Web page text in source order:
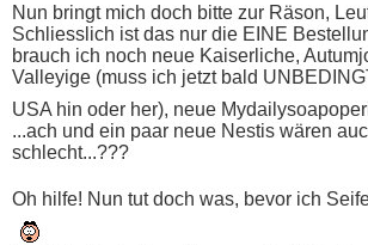
Nun bringt mich doch bitte zur Räson,
Schliesslich ist das nur die EINE
brauch ich noch neue Kaiserliche,
Valleyige (muss ich jetzt bald
USA hin oder her), neue
...ach und ein paar neue Nestis wären
schlecht...???
Oh hilfe! Nun tut doch was, bevor ich